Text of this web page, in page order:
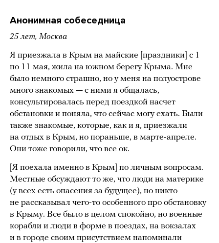
Анонимная собеседница
25 лет, Москва
Я приезжала в Крым на майские [праздники] с 1
по 11 мая, жила на южном берегу Крыма. Мне
было немного страшно, но у меня на полуострове
много знакомых — с ними я общалась,
консультировалась перед поездкой насчет
обстановки и поняла, что сейчас могу ехать. Были
также знакомые, которые, как и я, приезжали
на отдых в Крым, но пораньше, в марте-апреле.
Они тоже говорили, что все ок.
[Я поехала именно в Крым] по личным вопросам.
Местные обсуждают то же, что люди на материке
(у всех есть опасения за будущее), но никто
не рассказывал чего-то особенного про обстановку
в Крыму. Все было в целом спокойно, но военные
корабли и люди в форме в поездах, на вокзалах
и в городе своим присутствием напоминали